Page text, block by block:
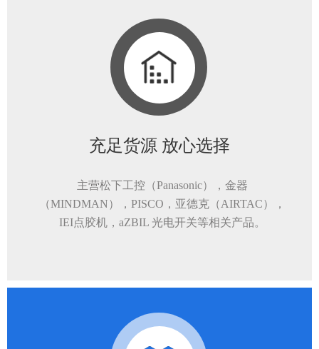
充足货源 放心选择
主营松下工控（Panasonic），金器
（MINDMAN），PISCO，亚德克（AIRTAC），
IEI点胶机，aZBIL 光电开关等相关产品。